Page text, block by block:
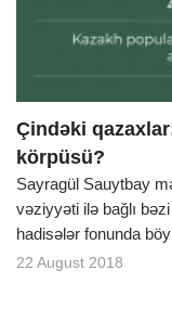
Çindəki
körpüsü?
Sayragül Sauytbay
vəziyyəti ilə bağlı
hadisələr fonunda
22 August 2018